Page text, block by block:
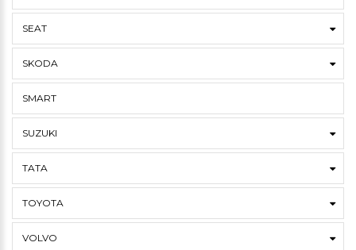
SEAT
SKODA
SMART
SUZUKI
TATA
TOYOTA
VOLVO